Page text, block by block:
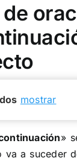
mostrar
»
va a suceder